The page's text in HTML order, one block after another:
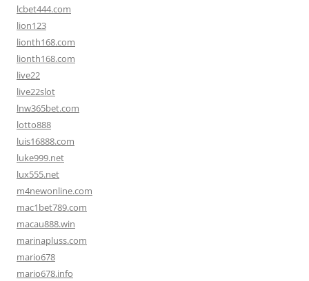
lcbet444.com
lion123
lionth168.com
lionth168.com
live22
live22slot
lnw365bet.com
lotto888
luis16888.com
luke999.net
lux555.net
m4newonline.com
mac1bet789.com
macau888.win
marinapluss.com
mario678
mario678.info